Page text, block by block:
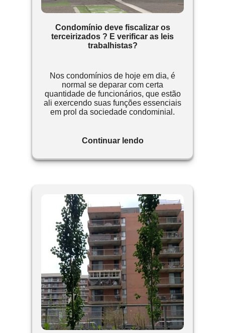
Condomínio deve fiscalizar os
terceirizados ? E verificar as leis
trabalhistas?
Nos condomínios de hoje em dia, é
normal se deparar com certa
quantidade de funcionários, que estão
ali exercendo suas funções essenciais
em prol da sociedade condominial.
Continuar lendo